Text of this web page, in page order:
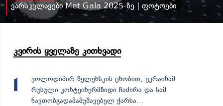
ვარსკვლავები Met Gala 2025-ზე | ფოტოები
კვირის ყველაზე კითხვადი
1
ვოლოდიმირ ზელენსკის ცნობით, უკრაინამ
რუსული კონტეინერმზიდი ჩაძირა და სამ
ნავთობგადამამუშავებელ ქარხა...